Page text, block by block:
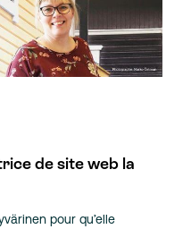
de site web la
pour qu’elle